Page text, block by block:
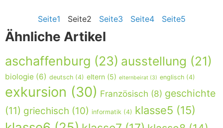
Seite1 Seite2 Seite3 Seite4 Seite5
Ähnliche Artikel
aschaffenburg (23) ausstellung (21)
biologie (6) deutsch (4) eltern (5) elternbeirat (3) englisch (4)
exkursion (30) Französisch (8) geschichte
(11) griechisch (10) informatik (4) klasse5 (15)